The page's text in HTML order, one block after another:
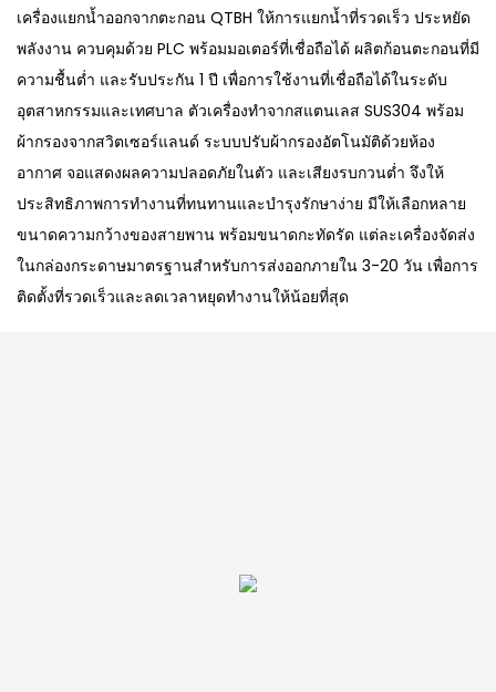
เครื่องแยกน้ำออกจากตะกอน QTBH ให้การแยกน้ำที่รวดเร็ว ประหยัด
พลังงาน ควบคุมด้วย PLC พร้อมมอเตอร์ที่เชื่อถือได้ ผลิตก้อนตะกอนที่มี
ความชื้นต่ำ และรับประกัน 1 ปี เพื่อการใช้งานที่เชื่อถือได้ในระดับ
อุตสาหกรรมและเทศบาล ตัวเครื่องทำจากสแตนเลส SUS304 พร้อม
ผ้ากรองจากสวิตเซอร์แลนด์ ระบบปรับผ้ากรองอัตโนมัติด้วยห้อง
อากาศ จอแสดงผลความปลอดภัยในตัว และเสียงรบกวนต่ำ จึงให้
ประสิทธิภาพการทำงานที่ทนทานและบำรุงรักษาง่าย มีให้เลือกหลาย
ขนาดความกว้างของสายพาน พร้อมขนาดกะทัดรัด แต่ละเครื่องจัดส่ง
ในกล่องกระดาษมาตรฐานสำหรับการส่งออกภายใน 3-20 วัน เพื่อการ
ติดตั้งที่รวดเร็วและลดเวลาหยุดทำงานให้น้อยที่สุด